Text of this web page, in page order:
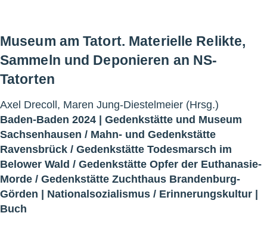
Museum am Tatort. Materielle Relikte,
Sammeln und Deponieren an NS-
Tatorten
Axel Drecoll, Maren Jung-Diestelmeier (Hrsg.)
Baden-Baden 2024 | Gedenkstätte und Museum
Sachsenhausen / Mahn- und Gedenkstätte
Ravensbrück / Gedenkstätte Todesmarsch im
Belower Wald / Gedenkstätte Opfer der Euthanasie-
Morde / Gedenkstätte Zuchthaus Brandenburg-
Görden | Nationalsozialismus / Erinnerungskultur |
Buch